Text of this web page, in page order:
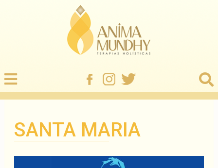
SANTA MARIA